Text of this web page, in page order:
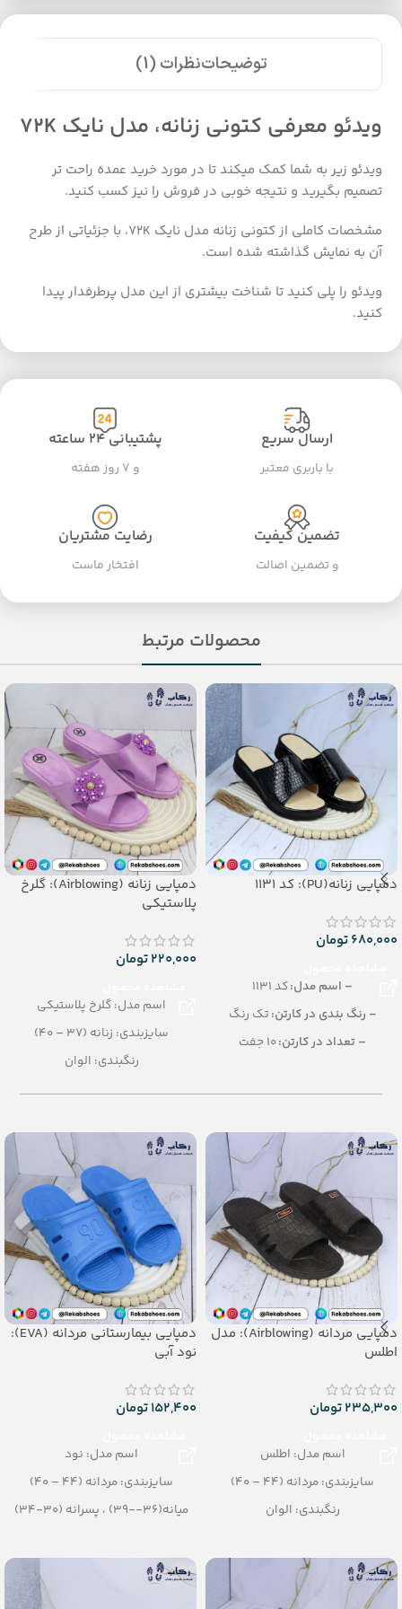
توضیحاتنظرات (1)
ویدئو معرفی کتونی زنانه، مدل نایک 72K
ویدئو زیر به شما کمک میکند تا در مورد خرید عمده راحت تر
تصمیم بگیرید و نتیجه خوبی در فروش را نیز کسب کنید.
مشخصات کاملی از کتونی زنانه مدل نایک 72K، با جزئیاتی از طرح
آن به نمایش گذاشته شده است.
ویدئو را پلی کنید تا شناخت بیشتری از این مدل پرطرفدار پیدا
کنید.
ارسال سریع
با باربری معتبر
پشتیبانی ۲۴ ساعته
و ۷ روز هفته
تضمین کیفیت
و تضمین اصالت
رضایت مشتریان
افتخار ماست
محصولات مرتبط
دمپایی زنانه(PU): کد 1131
680,000تومان
– اسم مدل:کد 1131
– رنگ بندی در کارتن:تک رنگ
– تعداد در کارتن:
– سایزبندی:زنانه (37 تا 41)
دمپایی زنانه (Airblowing): گلرخ
پلاستیکی
220,000تومان
اسم مدل: گلرخ پلاستیکی
سایزبندی: زنانه (37 – 40)
رنگبندی: الوان
تعداد در کارتن: 24 جفت
دمپایی مردانه (Airblowing): مدل
اطلس
235,300تومان
اسم مدل: اطلس
سایزبندی: مردانه (44 – 40)
رنگبندی: الوان
دمپایی بیمارستانی مردانه (EVA):
نود آبی
152,400تومان
اسم مدل: نود
سایزبندی: مردانه (44 – 40)
میانه(36--39) ، پسرانه (30-34)
(آبی، طوسی، نسکافه ای، بنفش،